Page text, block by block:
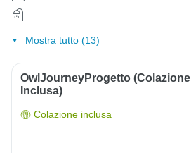
Mostra tutto (13)
OwlJourneyProgetto (colazione
Inclusa)
Colazione inclusa